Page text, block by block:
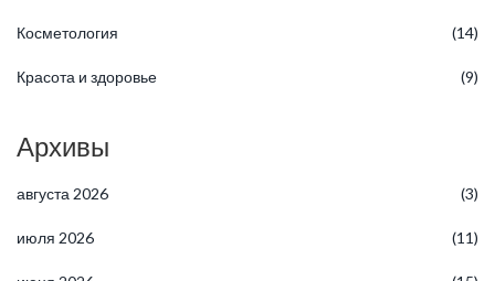
Косметология (14)
Красота и здоровье (9)
Архивы
августа 2026 (3)
июля 2026 (11)